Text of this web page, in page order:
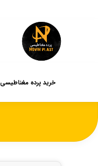
خرید پرده مغناطیسی